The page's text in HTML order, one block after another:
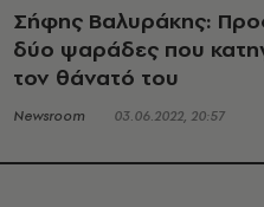
Σήφης Βαλυράκης:
δύο ψαράδες που
τον θάνατό του
Newsroom 03.06.2022, 20:57